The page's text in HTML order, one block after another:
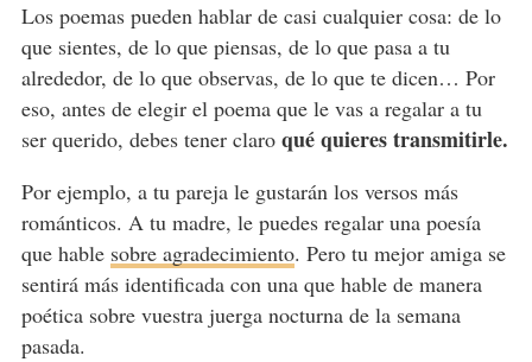
Los poemas pueden hablar de casi cualquier cosa: de lo
que sientes, de lo que piensas, de lo que pasa a tu
alrededor, de lo que observas, de lo que te dicen… Por
eso, antes de elegir el poema que le vas a regalar a tu
ser querido, debes tener claro qué quieres transmitirle.
Por ejemplo, a tu pareja le gustarán los versos más
románticos. A tu madre, le puedes regalar una poesía
que hable sobre agradecimiento. Pero tu mejor amiga se
sentirá más identificada con una que hable de manera
poética sobre vuestra juerga nocturna de la semana
pasada.